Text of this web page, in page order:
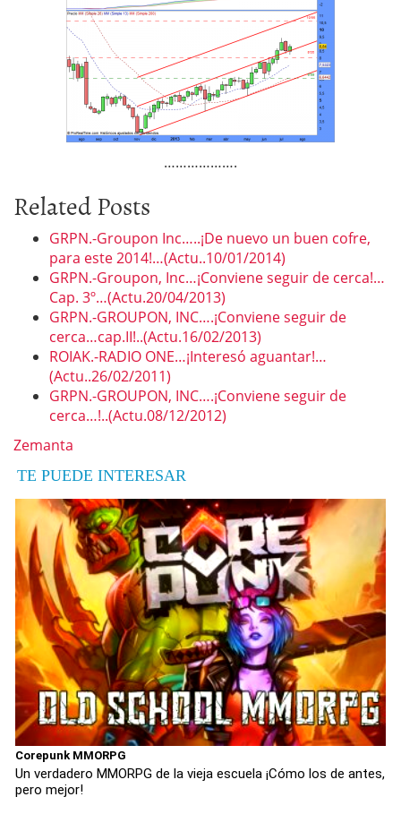
……………….
Related Posts
GRPN.-Groupon Inc…..¡De nuevo un buen cofre,
para este 2014!…(Actu..10/01/2014)
GRPN.-Groupon, Inc…¡Conviene seguir de cerca!…
Cap. 3º…(Actu.20/04/2013)
GRPN.-GROUPON, INC….¡Conviene seguir de
cerca…cap.II!..(Actu.16/02/2013)
ROIAK.-RADIO ONE…¡Interesó aguantar!…
(Actu..26/02/2011)
GRPN.-GROUPON, INC….¡Conviene seguir de
cerca…!..(Actu.08/12/2012)
Zemanta
TE PUEDE INTERESAR
Corepunk MMORPG
Un verdadero MMORPG de la vieja escuela ¡Cómo los de antes,
pero mejor!